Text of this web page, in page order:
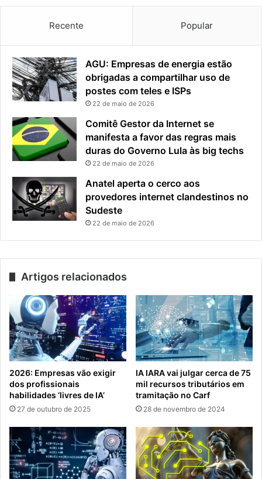
Recente Popular
AGU: Empresas de energia estão
obrigadas a compartilhar uso de
postes com teles e ISPs
22 de maio de 2026
Comitê Gestor da Internet se
manifesta a favor das regras mais
duras do Governo Lula às big techs
22 de maio de 2026
Anatel aperta o cerco aos
provedores internet clandestinos no
Sudeste
22 de maio de 2026
Artigos relacionados
2026: Empresas vão exigir
dos profissionais
habilidades ‘livres de IA’
27 de outubro de 2025
IA IARA vai julgar cerca de 75
mil recursos tributários em
tramitação no Carf
28 de novembro de 2024